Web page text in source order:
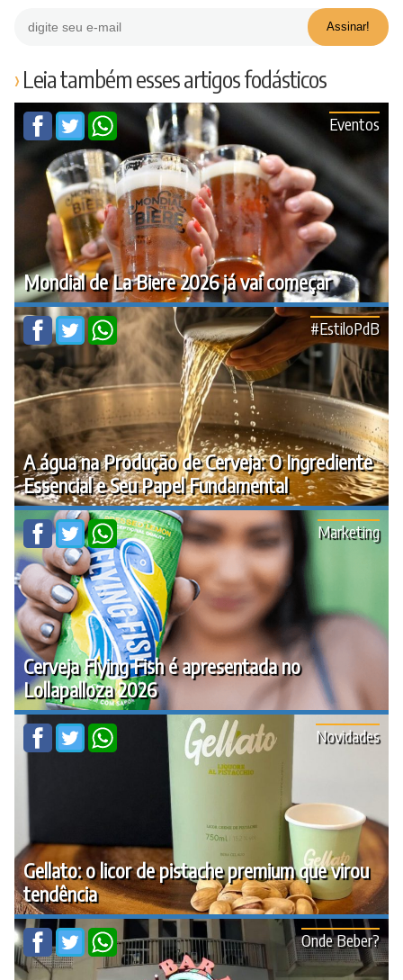
Leia também esses artigos fodásticos
Mondial de La Biere 2026 já vai começar
Eventos
A água na Produção de Cerveja: O Ingrediente
Essencial e Seu Papel Fundamental
#EstiloPdB
Cerveja Flying Fish é apresentada no
Lollapalloza 2026
Marketing
Gellato: o licor de pistache premium que virou
tendência
Novidades
Onde Beber?